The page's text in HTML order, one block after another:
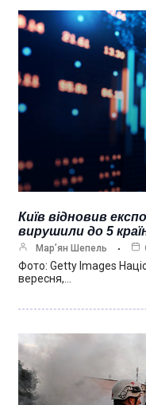
Київ відновив
вирушили до 5
Мар’ян Шепель
Фото: Getty Images
вересня,…